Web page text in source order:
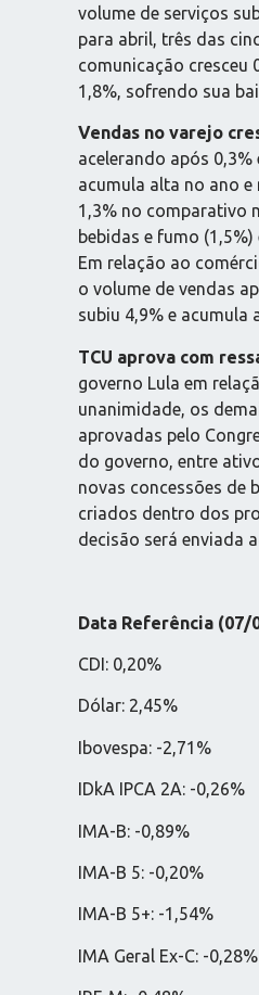
volume de serviços
para abril, três das
comunicação cresceu
1,8%, sofrendo sua
Vendas no varejo
acelerando após
acumula alta no ano e
1,3% no comparativo
bebidas e fumo
Em relação ao
o volume de vendas
subiu 4,9% e acumula
TCU aprova com
governo Lula em
unanimidade, os
aprovadas pelo
do governo, entre
novas concessões de
criados dentro dos
decisão será enviada
Data Referência (07/
CDI: 0,20%
Dólar: 2,45%
Ibovespa: -2,71%
IDkA IPCA 2A: -0,26%
IMA-B: -0,89%
IMA-B 5: -0,20%
IMA-B 5+: -1,54%
IMA Geral Ex-C: -0,28%